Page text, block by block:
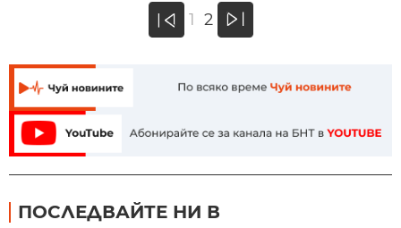
« 1 2 »
ПОСЛЕДВАЙТЕ НИ В